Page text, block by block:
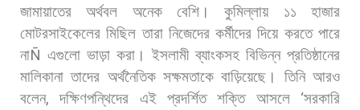
জামায়াতের অর্থবল অনেক বেশি। কুমিল্লায় ১১
হাজার
মোটরসাইকেলের মিছিল তারা নিজেদের কর্মীদের দিয়ে করতে পারে
নাÑ এগুলো ভাড়া করা। ইসলামী ব্যাংকসহ বিভিন্ন প্রতিষ্ঠানের
মালিকানা তাদের অর্থনৈতিক সক্ষমতাকে বাড়িয়েছে। তিনি আরও
বলেন,দক্ষিণপন্থিদের এই প্রদর্শিত শক্তি আসলে‘সরকারি